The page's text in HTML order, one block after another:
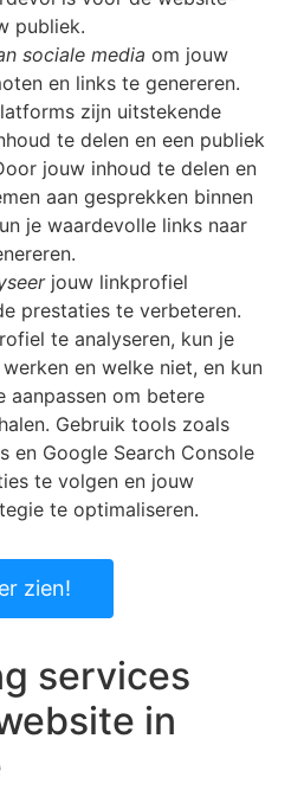
publiek.
sociale media om jouw
en links te genereren.
zijn uitstekende
te delen en een publiek
jouw inhoud te delen en
aan gesprekken binnen
je waardevolle links naar
jouw linkprofiel
prestaties te verbeteren.
te analyseren, kun je
en welke niet, en kun
aanpassen om betere
Gebruik tools zoals
en Google Search Console
te volgen en jouw
te optimaliseren.
zien!
services
in